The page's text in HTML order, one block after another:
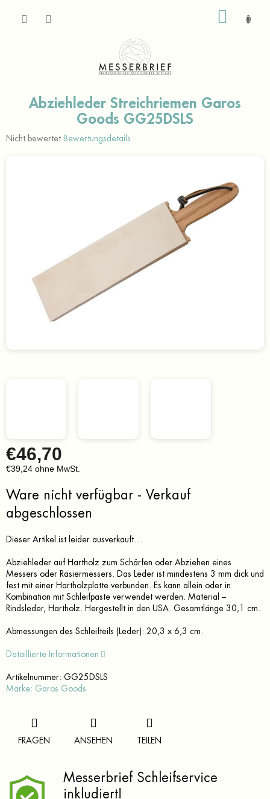
Abziehleder Streichriemen Garos
Goods GG25DSLS
Die
Nicht bewertet Bewertungsdetails
€46,70
€39,24 ohne MwSt.
Ware nicht verfügbar - Verkauf
abgeschlossen
Dieser Artikel ist leider ausverkauft…
Abziehleder auf Hartholz zum Schärfen oder Abziehen eines
Messers oder Rasiermessers. Das Leder ist mindestens 3 mm dick und
fest mit einer Hartholzplatte verbunden. Es kann allein oder in
Kombination mit Schleifpaste verwendet werden. Material –
Rindsleder, Hartholz. Hergestellt in den USA. Gesamtlänge 30,1 cm.
Abmessungen des Schleifteils (Leder): 20,3 x 6,3 cm.
Detaillierte Informationen
Artikelnummer: GG25DSLS
Marke: Garos Goods
FRAGEN ANSEHEN TEILEN
Messerbrief Schleifservice
inkludiert!